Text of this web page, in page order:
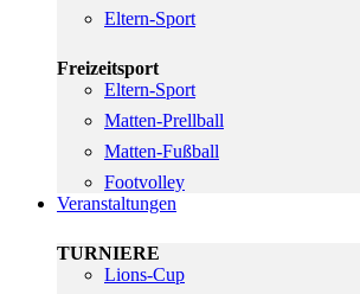
Eltern-Sport
Freizeitsport
Eltern-Sport
Matten-Prellball
Matten-Fußball
Footvolley
Veranstaltungen
TURNIERE
Lions-Cup